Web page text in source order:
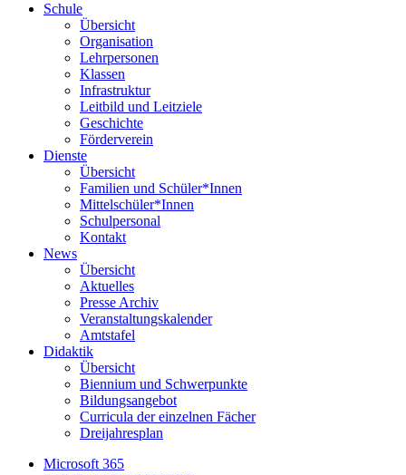
Schule
Übersicht
Organisation
Lehrpersonen
Klassen
Infrastruktur
Leitbild und Leitziele
Geschichte
Förderverein
Dienste
Übersicht
Familien und Schüler*Innen
Mittelschüler*Innen
Schulpersonal
Kontakt
News
Übersicht
Aktuelles
Presse Archiv
Veranstaltungskalender
Amtstafel
Didaktik
Übersicht
Biennium und Schwerpunkte
Bildungsangebot
Curricula der einzelnen Fächer
Dreijahresplan
Microsoft 365